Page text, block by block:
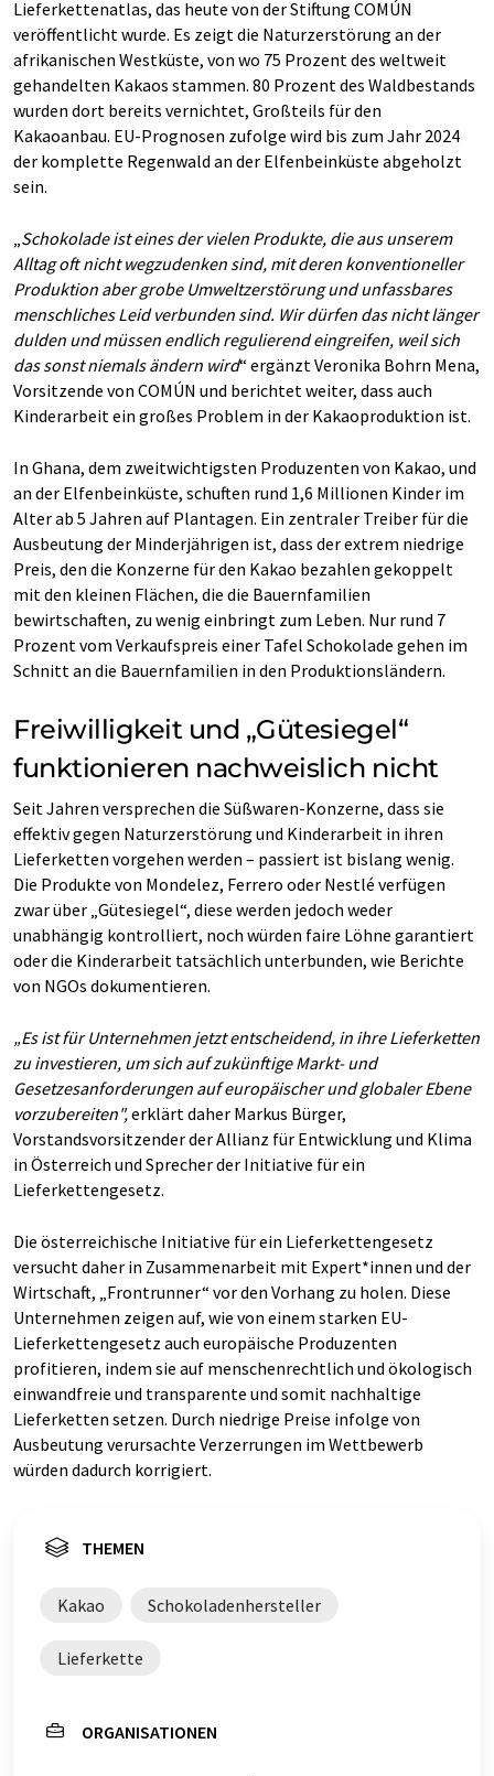
Lieferkettenatlas, das heute von der Stiftung COMÚN
veröffentlicht wurde. Es zeigt die Naturzerstörung an der
afrikanischen Westküste, von wo 75 Prozent des weltweit
gehandelten Kakaos stammen. 80 Prozent des Waldbestands
wurden dort bereits vernichtet, Großteils für den
Kakaoanbau. EU-Prognosen zufolge wird bis zum Jahr 2024
der komplette Regenwald an der Elfenbeinküste abgeholzt
sein.
Schokolade ist eines der vielen Produkte, die aus unserem
Alltag oft nicht wegzudenken sind, mit deren konventioneller
Produktion aber grobe Umweltzerstörung und unfassbares
menschliches Leid verbunden sind. Wir dürfen das nicht länger
dulden und müssen endlich regulierend eingreifen, weil sich
das sonst niemals ändern wird“ ergänzt Veronika Bohrn Mena,
Vorsitzende von COMÚN und berichtet weiter, dass auch
Kinderarbeit ein großes Problem in der Kakaoproduktion ist.
In Ghana, dem zweitwichtigsten Produzenten von Kakao, und
an der Elfenbeinküste, schuften rund 1,6 Millionen Kinder im
Alter ab 5 Jahren auf Plantagen. Ein zentraler Treiber für die
Ausbeutung der Minderjährigen ist, dass der extrem niedrige
Preis, den die Konzerne für den Kakao bezahlen gekoppelt
mit den kleinen Flächen, die die Bauernfamilien
bewirtschaften, zu wenig einbringt zum Leben. Nur rund 7
Prozent vom Verkaufspreis einer Tafel Schokolade gehen im
Schnitt an die Bauernfamilien in den Produktionsländern.
Freiwilligkeit und „Gütesiegel“
funktionieren nachweislich nicht
Seit Jahren versprechen die Süßwaren-Konzerne, dass sie
effektiv gegen Naturzerstörung und Kinderarbeit in ihren
Lieferketten vorgehen werden – passiert ist bislang wenig.
Die Produkte von Mondelez, Ferrero oder Nestlé verfügen
zwar über „Gütesiegel“, diese werden jedoch weder
unabhängig kontrolliert, noch würden faire Löhne garantiert
oder die Kinderarbeit tatsächlich unterbunden, wie Berichte
von NGOs dokumentieren.
„Es ist für Unternehmen jetzt entscheidend, in ihre Lieferketten
zu investieren, um sich auf zukünftige Markt- und
Gesetzesanforderungen auf europäischer und globaler Ebene
vorzubereiten",erklärt daher Markus Bürger,
Vorstandsvorsitzender der Allianz für Entwicklung und Klima
in Österreich und Sprecher der Initiative für ein
Lieferkettengesetz.
Die österreichische Initiative für ein Lieferkettengesetz
versucht daher in Zusammenarbeit mit Expert*innen und der
Wirtschaft, „Frontrunner“ vor den Vorhang zu holen. Diese
Unternehmen zeigen auf, wie von einem starken EU-
Lieferkettengesetz auch europäische Produzenten
profitieren, indem sie auf menschenrechtlich und ökologisch
einwandfreie und transparente und somit nachhaltige
Lieferketten setzen. Durch niedrige Preise infolge von
Ausbeutung verursachte Verzerrungen im Wettbewerb
würden dadurch korrigiert.
THEMEN
Kakao Schokoladenhersteller
Lieferkette
ORGANISATIONEN